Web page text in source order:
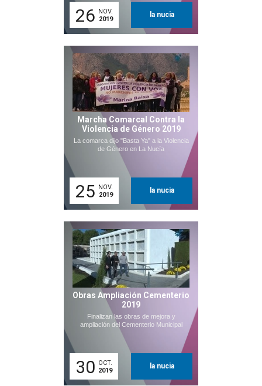
26 NOV.
2019
la nucia
Marcha Comarcal Contra la
Violencia de Género 2019
La comarca dijo "Basta Ya" a la Violencia
de Género en La Nucía
25 NOV.
2019
la nucia
Obras Ampliación Cementerio
2019
Finalizan las obras de mejora y
ampliación del Cementerio Municipal
30 OCT.
2019
la nucia